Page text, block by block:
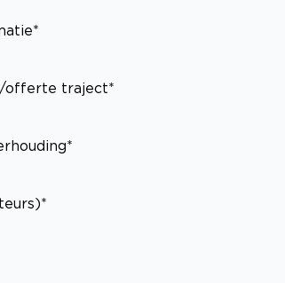
offerte traject*